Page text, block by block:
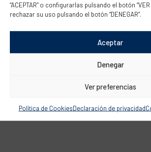
“ACEPTAR” o configurarlas pulsando el botón “VER
rechazar su uso pulsando el botón “DENEGAR”.
Aceptar
Denegar
Ver preferencias
Política de CookiesDeclaración de privacidad
A seguir así equipo!!!!
Resultados
https://www.christmasrace.org/en/